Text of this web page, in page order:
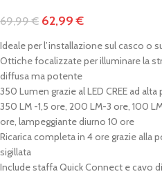
69,99€ 62,99€
Ideale per l’installazione sul casco o
Ottiche focalizzate per illuminare la
diffusa ma potente
350 Lumen grazie al LED CREE ad
350 LM -1,5 ore, 200 LM-3 ore, 100
ore, lampeggiante diurno 10 ore
Ricarica completa in 4 ore grazie alla
sigillata
Include staffa Quick Connect e cavo